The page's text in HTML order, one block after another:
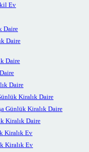
Ev
Daire
Daire
Daire
Daire
Kiralık Daire
Günlük Kiralık Daire
Kiralık Daire
Kiralık Ev
Kiralık Ev